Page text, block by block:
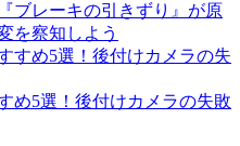
ブレーキの引きずり』が原
を察知しよう
め5選！後付けカメラの失敗